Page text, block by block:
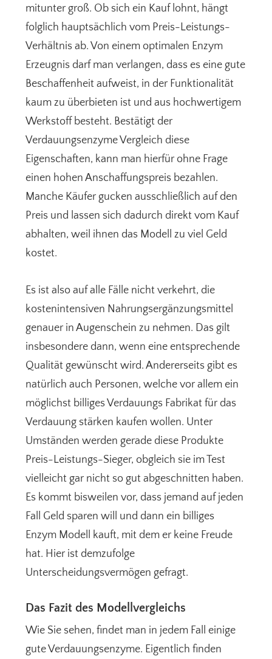
mitunter groß. Ob sich ein Kauf lohnt, hängt
folglich hauptsächlich vom Preis-Leistungs-
Verhältnis ab. Von einem optimalen Enzym
Erzeugnis darf man verlangen, dass es eine gute
Beschaffenheit aufweist, in der Funktionalität
kaum zu überbieten ist und aus hochwertigem
Werkstoff besteht. Bestätigt der
Verdauungsenzyme Vergleich diese
Eigenschaften, kann man hierfür ohne Frage
einen hohen Anschaffungspreis bezahlen.
Manche Käufer gucken ausschließlich auf den
Preis und lassen sich dadurch direkt vom Kauf
abhalten, weil ihnen das Modell zu viel Geld
kostet.
Es ist also auf alle Fälle nicht verkehrt, die
kostenintensiven Nahrungsergänzungsmittel
genauer in Augenschein zu nehmen. Das gilt
insbesondere dann, wenn eine entsprechende
Qualität gewünscht wird. Andererseits gibt es
natürlich auch Personen, welche vor allem ein
möglichst billiges Verdauungs Fabrikat für das
Verdauung stärken kaufen wollen. Unter
Umständen werden gerade diese Produkte
Preis-Leistungs-Sieger, obgleich sie im Test
vielleicht gar nicht so gut abgeschnitten haben.
Es kommt bisweilen vor, dass jemand auf jeden
Fall Geld sparen will und dann ein billiges
Enzym Modell kauft, mit dem er keine Freude
hat. Hier ist demzufolge
Unterscheidungsvermögen gefragt.
Das Fazit des Modellvergleichs
Wie Sie sehen, findet man in jedem Fall einige
gute Verdauungsenzyme. Eigentlich finden